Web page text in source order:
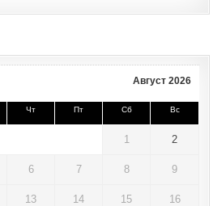
Август 2026
Чт Пт Сб Вс
1 2
6 7 8 9
13 14 15 16